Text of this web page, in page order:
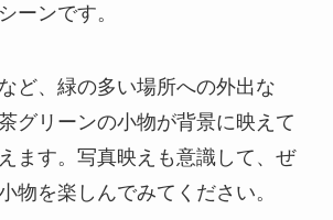
ーンです。
ど、緑の多い場所への外出な
グリーンの小物が背景に映えて
ます。写真映えも意識して、ぜ
物を楽しんでみてください。